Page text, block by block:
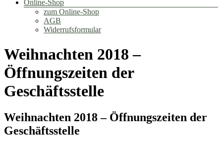
Online-Shop
zum Online-Shop
AGB
Widerrufsformular
Weihnachten 2018 –
Öffnungszeiten der
Geschäftsstelle
Weihnachten 2018 – Öffnungszeiten der
Geschäftsstelle